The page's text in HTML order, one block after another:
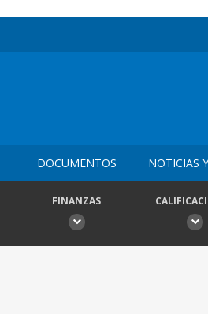
DOCUMENTOS NOTICIAS
FINANZAS